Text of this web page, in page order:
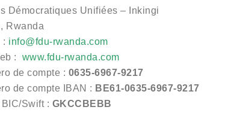
Démocratiques Unifiées – Inkingi
Rwanda
: info@fdu-rwanda.com
: www.fdu-rwanda.com
de compte : 0635-6967-9217
de compte IBAN : BE61-0635-6967-9217
Swift : GKCCBEBB